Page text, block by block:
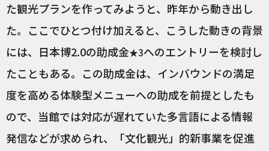
た観光プランを作ってみようと、昨年から動き出し
た。ここでひとつ付け加えると、こうした動きの背景
には、日本博2.0の助成金★3へのエントリーを検討し
たこともある。この助成金は、インバウンドの満足
度を高める体験型メニューへの助成を前提としたも
ので、当館では対応が遅れていた多言語による情報
発信などが求められ、「文化観光」的新事業を促進